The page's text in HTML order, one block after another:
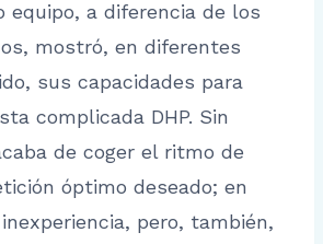
equipo, a diferencia de los
mostró, en diferentes
sus capacidades para
complicada DHP. Sin
de coger el ritmo de
óptimo deseado; en
pero, también,